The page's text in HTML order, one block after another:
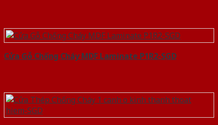
Cửa Gỗ Chống Cháy MDF Laminate P1R2-SGD